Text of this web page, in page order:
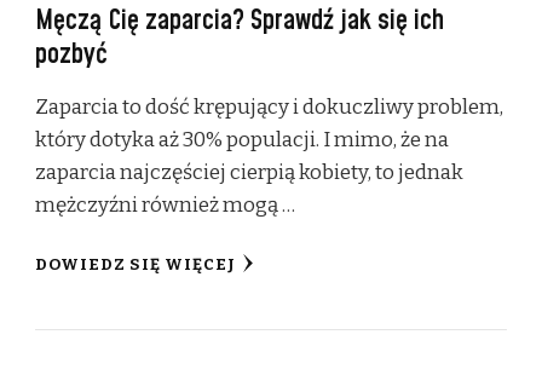
Męczą Cię zaparcia? Sprawdź jak się ich
pozbyć
Zaparcia to dość krępujący i dokuczliwy problem,
który dotyka aż 30% populacji. I mimo, że na
zaparcia najczęściej cierpią kobiety, to jednak
mężczyźni również mogą …
DOWIEDZ SIĘ WIĘCEJ